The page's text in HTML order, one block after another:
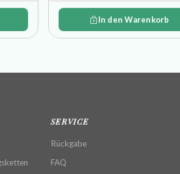
In den Warenkorb
SERVICE
Rückgabe
FAQ